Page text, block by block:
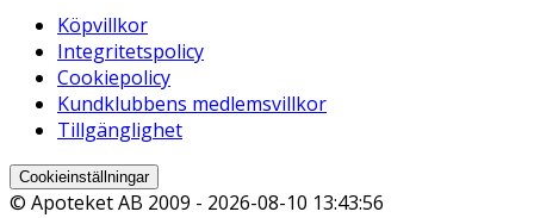
Köpvillkor
Integritetspolicy
Cookiepolicy
Kundklubbens medlemsvillkor
Tillgänglighet
Cookieinställningar
© Apoteket AB 2009 - 2026-08-10 13:43:56